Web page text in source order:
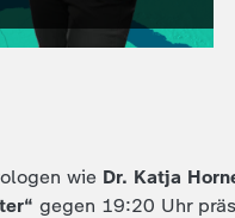
wie Dr. Katja
gegen 19:20 Uhr